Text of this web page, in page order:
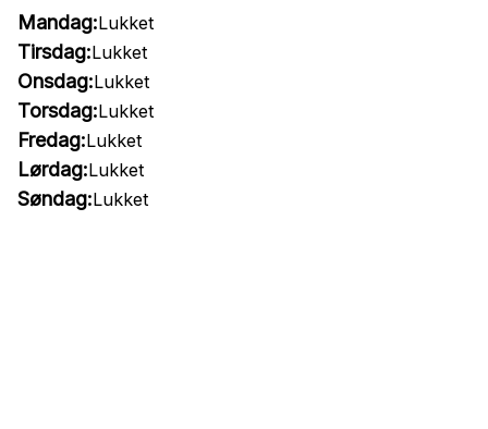
Mandag:Lukket
Tirsdag:Lukket
Onsdag:Lukket
Torsdag:Lukket
Fredag:Lukket
Lørdag:Lukket
Søndag:Lukket